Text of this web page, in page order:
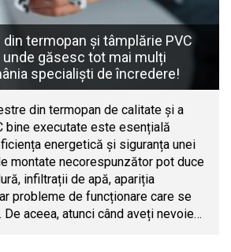
termopan și tâmplărie PVC
unde găsesc tot mai mulți
specialiști de încredere!
din termopan de calitate și a
bine executate este esențială
energetică și siguranța unei
montate necorespunzător pot duce
infiltrații de apă, apariția
probleme de funcționare care se
De aceea, atunci când aveți nevoie…